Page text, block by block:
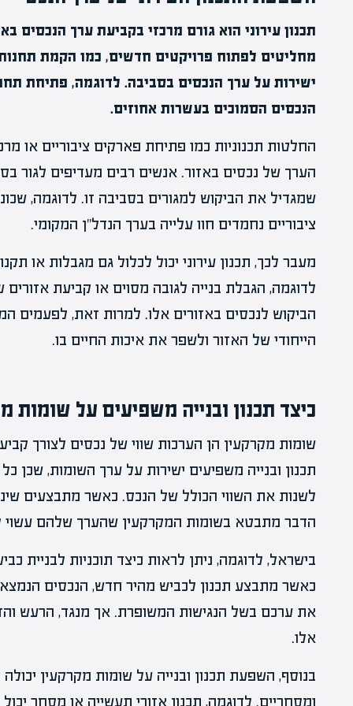
תכנון עירוני הוא גורם מרכזי בקביעת ערך הנכסים
מחליטים לפתוח פרויקטים חדשים, כמו הקמת
ישירות על ערך הנכסים בסביבה. לדוגמה, פתיחת
הנכסים הסמוכים בעשרות אחוזים.
החלטות תכנוניות כמו פתיחת פארקים ציבוריים או
הערך של נכסים באזור. אנשים רבים מעדיפים לגור
שמגדיל את הביקוש למגורים בסביבה זו. לדוגמה,
ציבוריים נחמדים חוו עלייה בערך הנדל"ן המקומי.
מעבר לכך, תכנון עירוני יכול לכלול גם מגבלות או
לדוגמה, הגבלת בנייה לגובה מסוים או קביעת
הביקוש לנכסים באזורים אלו. למרות זאת, לפעמים
הייחודי של האזור ולשפר את איכות החיים בו.
כיצד תכנון ובנייה משפיעים על שומות
שומות מקרקעין הן הערכות שווי של נכסים לצורך
תכנון ובנייה משפיעים ישירות על ערך השומות, שכן
לשנות את השווי הכולל של הנכס. כאשר מתבצעים
הדבר מתבטא בשומות המקרקעין שהערך שלהם עשוי
בישראל, לדוגמה, ניתן לראות כיצד תוכניות לבניית
כאשר מתבצע תכנון לכביש מהיר חדש, הנכסים
את ערכם בשל הנגישות המשופרת. אך מנגד, הרעש
אלו.
בנוסף, השפעת תכנון ובנייה על שומות מקרקעין
ומסחריים. לדוגמה, תכנון אזורי תעשייה או מסחר